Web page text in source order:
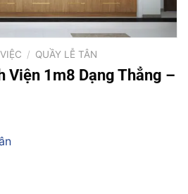
/ QUẦY LỄ TÂN
Viện 1m8 Dạng Thẳng –